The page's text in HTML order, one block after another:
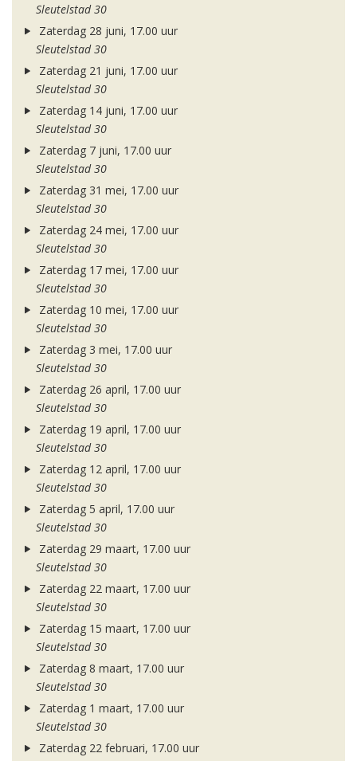
Sleutelstad 30
Zaterdag 28 juni, 17.00 uur
Sleutelstad 30
Zaterdag 21 juni, 17.00 uur
Sleutelstad 30
Zaterdag 14 juni, 17.00 uur
Sleutelstad 30
Zaterdag 7 juni, 17.00 uur
Sleutelstad 30
Zaterdag 31 mei, 17.00 uur
Sleutelstad 30
Zaterdag 24 mei, 17.00 uur
Sleutelstad 30
Zaterdag 17 mei, 17.00 uur
Sleutelstad 30
Zaterdag 10 mei, 17.00 uur
Sleutelstad 30
Zaterdag 3 mei, 17.00 uur
Sleutelstad 30
Zaterdag 26 april, 17.00 uur
Sleutelstad 30
Zaterdag 19 april, 17.00 uur
Sleutelstad 30
Zaterdag 12 april, 17.00 uur
Sleutelstad 30
Zaterdag 5 april, 17.00 uur
Sleutelstad 30
Zaterdag 29 maart, 17.00 uur
Sleutelstad 30
Zaterdag 22 maart, 17.00 uur
Sleutelstad 30
Zaterdag 15 maart, 17.00 uur
Sleutelstad 30
Zaterdag 8 maart, 17.00 uur
Sleutelstad 30
Zaterdag 1 maart, 17.00 uur
Sleutelstad 30
Zaterdag 22 februari, 17.00 uur